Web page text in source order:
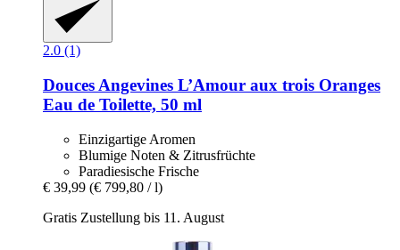
2.0 (1)
Douces Angevines L’Amour aux trois Oranges
Eau de Toilette, 50 ml
Einzigartige Aromen
Blumige Noten & Zitrusfrüchte
Paradiesische Frische
€ 39,99 (€ 799,80 / l)
Gratis Zustellung bis 11. August